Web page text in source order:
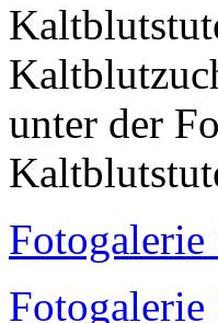
unter der
Fotogalerie
Fotogalerie